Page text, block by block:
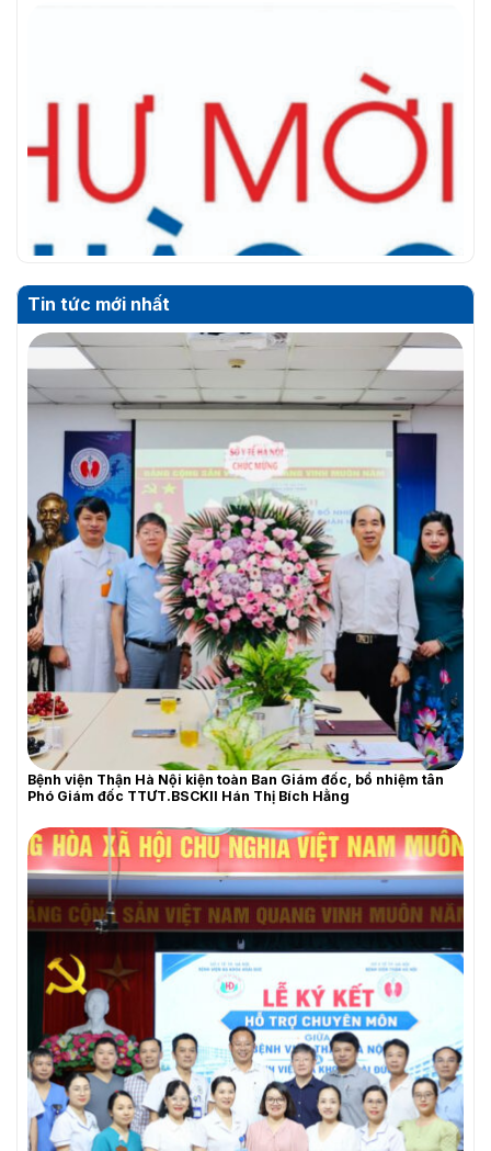
THƯ MỜI
THƯ MỜI BÁO GIÁ
Tin tức mới nhất
Bệnh viện Thận Hà Nội kiện toàn Ban Giám đốc, bổ nhiệm tân
Phó Giám đốc TTƯT.BSCKII Hán Thị Bích Hằng